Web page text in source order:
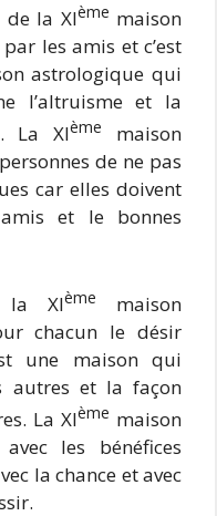
de la XIème maison
les amis et c’est
astrologique qui
l’altruisme et la
La XIème
maison
de ne pas
car elles doivent
et le bonnes
la XIème
maison
chacun le désir
une maison qui
autres et la façon
La XIème maison
les bénéfices
la chance et avec